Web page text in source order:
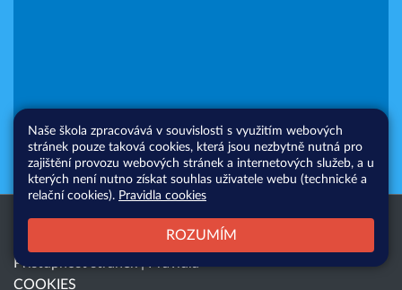
Všechna práva vyhrazena. Copyright
|Přihlásit|
Přístupnost stránek
COOKIES
Web školy
Naše škola zpracovává v souvislosti s využitím webových
stránek pouze taková cookies, která jsou nezbytně nutná pro
zajištění provozu webových stránek a internetových služeb, a u
kterých není nutno získat souhlas uživatele webu (technické a
relační cookies). Pravidla cookies
ROZUMÍM